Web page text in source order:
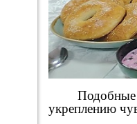
Подобные
укреплению